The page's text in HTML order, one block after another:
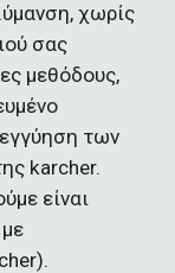
χωρίς
σας
μεθόδους,
των
karcher.
είναι
).